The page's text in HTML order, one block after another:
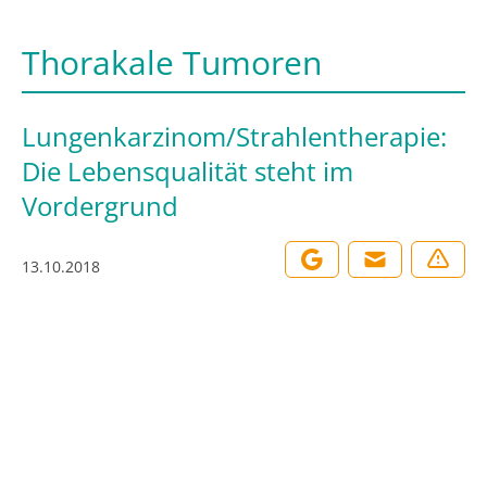
Thorakale Tumoren
Lungenkarzinom/Strahlentherapie:
Die Lebensqualität steht im
Vordergrund
13.10.2018